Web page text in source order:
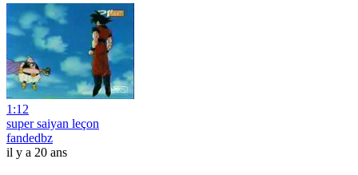
1:12
super saiyan leçon
fandedbz
il y a 20 ans